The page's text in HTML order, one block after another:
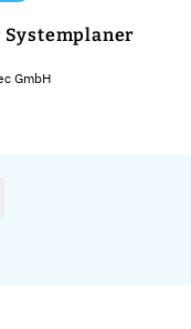
Systemplaner
GmbH